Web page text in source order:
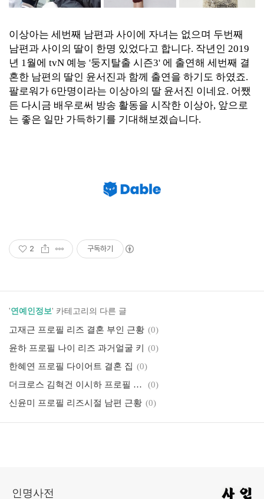
이상아는 세번째 남편과 사이에 자녀는 없으며 두번째
남편과 사이의 딸이 한명 있었다고 합니다. 작년인 2019
년 1월에 tvN 예능 '둥지탈출 시즌3' 에 출연해 세번째 결
혼한 남편의 딸인 윤서진과 함께 출연을 하기도 하였죠.
팔로워가 6만명이라는 이상아의 딸 윤서진 이네요. 어쨌
든 다시금 배우로써 방송 활동을 시작한 이상아, 앞으로
는 좋은 일만 가득하기를 기대해보겠습니다.
2 구독하기
'연예인정보' 카테고리의 다른 글
고재근 프로필 리즈 결혼 부인 근황 (0)
윤하 프로필 나이 리즈 과거얼굴 키
(0)
한혜연 프로필 다이어트 결혼 집 (0)
더크로스 김혁건 이시하 프로필 나이 근황 인스타
(0)
신윤미 프로필 리즈시절 남편 근황 (0)
인명사전